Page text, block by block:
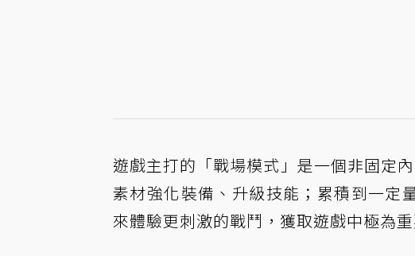
遊戲主打的「戰場模式」是一個非固定
素材強化裝備、升級技能；累積到一定
來體驗更刺激的戰鬥，獲取遊戲中極為